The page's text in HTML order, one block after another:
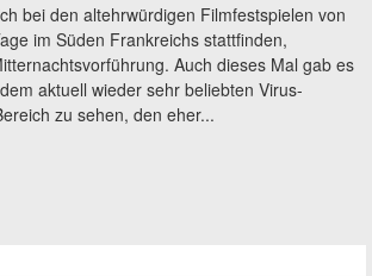
bei den altehrwürdigen Filmfestspielen von
im Süden Frankreichs stattfinden,
Auch dieses Mal gab es
aktuell wieder sehr beliebten Virus-
zu sehen, den eher...